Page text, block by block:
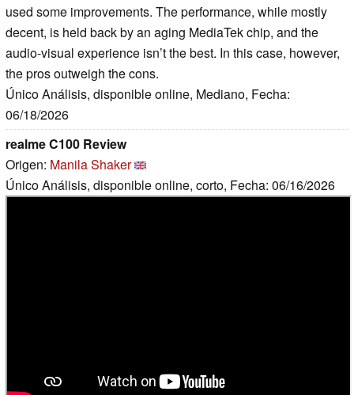
used some improvements. The performance, while mostly
decent, is held back by an aging MediaTek chip, and the
audio-visual experience isn’t the best. In this case, however,
the pros outweigh the cons.
Único Análisis, disponible online, Mediano, Fecha:
06/18/2026
realme C100 Review
Origen: Manila Shaker
Único Análisis, disponible online, corto, Fecha: 06/16/2026